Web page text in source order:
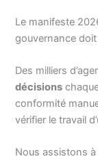
Le manifeste
gouvernance
Des milliers
décisions
conformité
vérifier le travail
Nous assistons